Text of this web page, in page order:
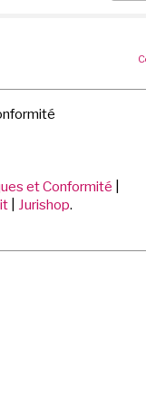
et Conformité
Jurishop.